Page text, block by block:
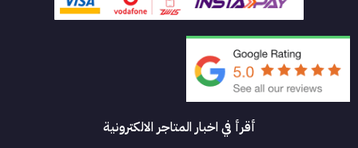
أقرأ في اخبار المتاجر الالكترونية